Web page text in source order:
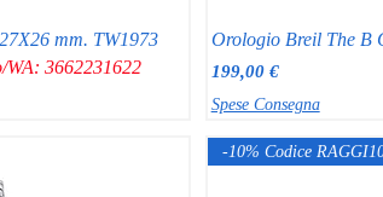
mm. TW1973
WA: 3662231622
Orologio Breil The B
Prezzo
199,00 €
Spese Consegna
-10% Codice